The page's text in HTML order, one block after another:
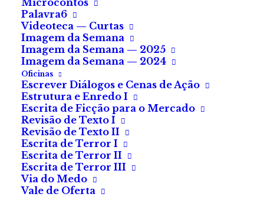
Microcontos
Palavra6
Videoteca — Curtas
Imagem da Semana
Imagem da Semana — 2025
Imagem da Semana — 2024
Oficinas
Escrever Diálogos e Cenas de Ação
Estrutura e Enredo I
Escrita de Ficção para o Mercado
Revisão de Texto I
Revisão de Texto II
Escrita de Terror I
Escrita de Terror II
Escrita de Terror III
Via do Medo
Vale de Oferta
«A Autópsia de Jane
Doe» (2016)
Um filme de André
Øvredal.
O homicídio de uma família,
uma tempestade, uma
morgue e o corpo de uma
desconhecida.